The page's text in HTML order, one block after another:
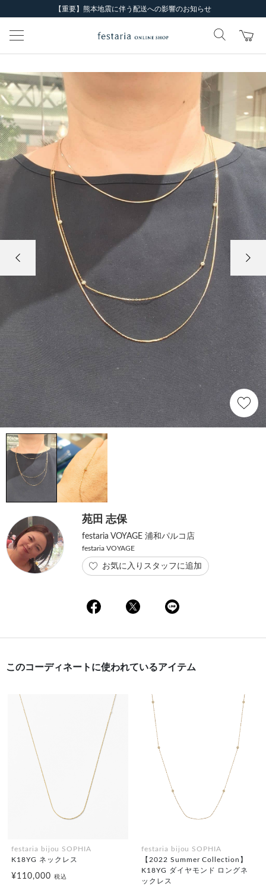
【重要】熊本地震に伴う配送への影響のお知らせ
苑田 志保
festaria VOYAGE 浦和パルコ店
festaria VOYAGE
お気に入りスタッフに追加
このコーディネートに使われているアイテム
festaria bijou SOPHIA
K18YG ネックレス
¥110,000 税込
festaria bijou SOPHIA
【2022 Summer Collection】
K18YG ダイヤモンド ロングネ
ックレス